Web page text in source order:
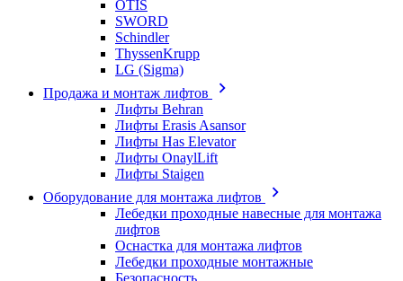
OTIS
SWORD
Schindler
ThyssenKrupp
LG (Sigma)
Продажа и монтаж лифтов
Лифты Behran
Лифты Erasis Asansor
Лифты Has Elevator
Лифты OnaylLift
Лифты Staigen
Оборудование для монтажа лифтов
Лебедки проходные навесные для монтажа
лифтов
Оснастка для монтажа лифтов
Лебедки проходные монтажные
Безопасность